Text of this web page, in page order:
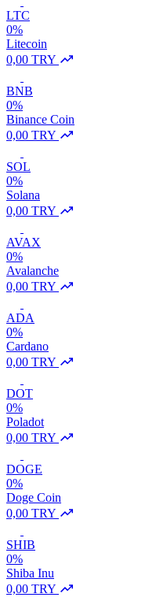
LTC
0%
Litecoin
0,00 TRY
BNB
0%
Binance Coin
0,00 TRY
SOL
0%
Solana
0,00 TRY
AVAX
0%
Avalanche
0,00 TRY
ADA
0%
Cardano
0,00 TRY
DOT
0%
Poladot
0,00 TRY
DOGE
0%
Doge Coin
0,00 TRY
SHIB
0%
Shiba Inu
0,00 TRY